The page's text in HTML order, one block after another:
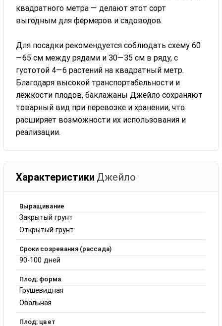
квадратного метра — делают этот сорт
выгодным для фермеров и садоводов.
Для посадки рекомендуется соблюдать схему 60
—65 см между рядами и 30—35 см в ряду, с
густотой 4—6 растений на квадратный метр.
Благодаря высокой транспортабельности и
лёжкости плодов, баклажаны Джейло сохраняют
товарный вид при перевозке и хранении, что
расширяет возможности их использования и
реализации.
Характеристики Джейло
Выращивание
Закрытый грунт
Открытый грунт
Сроки созревания (рассада)
90-100 дней
Плод; форма
Грушевидная
Овальная
Плод; цвет